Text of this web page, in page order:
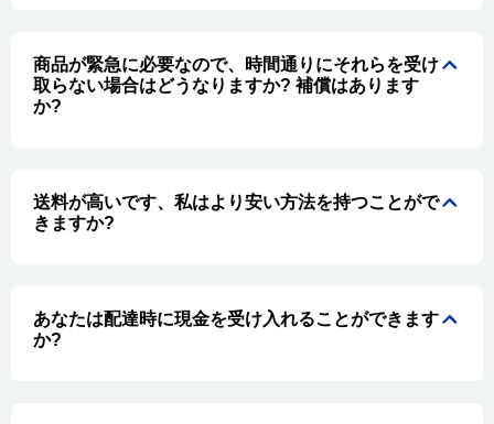
商品が緊急に必要なので、時間通りにそれらを受け
取らない場合はどうなりますか? 補償はあります
か?
送料が高いです、私はより安い方法を持つことがで
きますか?
あなたは配達時に現金を受け入れることができます
か?